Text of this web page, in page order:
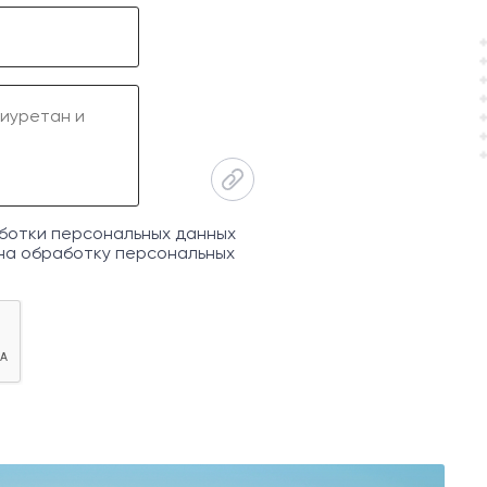
персональных данных
обработку персональных